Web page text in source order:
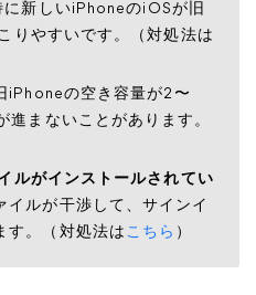
に新しいiPhoneのiOSが旧
りやすいです。（対処法は
旧iPhoneの空き容量が2〜
まないことがあります。
ルがインストールされてい
イルが干渉して、サインイ
す。（対処法は こちら ）